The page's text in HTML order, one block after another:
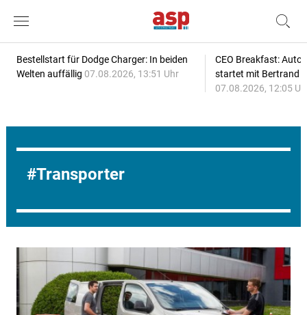
Bestellstart für Dodge Charger: In beiden
Welten auffällig 07.08.2026, 13:51 Uhr
CEO Breakfast:
startet mit Bertrand
07.08.2026, 12:05
Transporter